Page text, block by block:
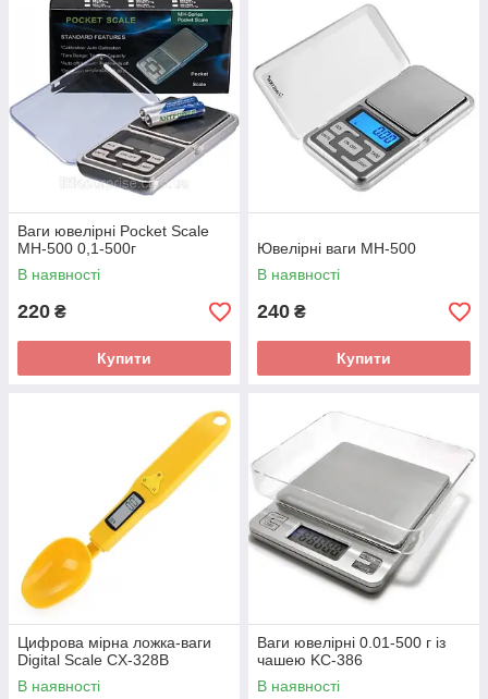
Ваги ювелірні Pocket Scale
MH-500 0,1-500г
В наявності
220 ₴
Купити
Ювелірні ваги MH-500
В наявності
240 ₴
Купити
Цифрова мірна ложка-ваги
Digital Scale CX-328B
В наявності
Ваги ювелірні 0.01-500 г із
чашею KC-386
В наявності